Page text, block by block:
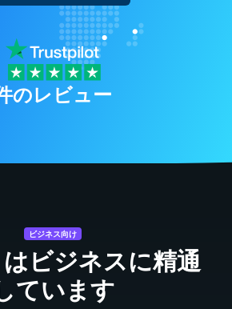
のレビュー
ビジネス向け
ビジネスに精通
ています